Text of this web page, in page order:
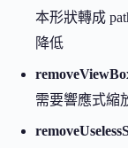
本形狀轉成
降低
需要響應式縮